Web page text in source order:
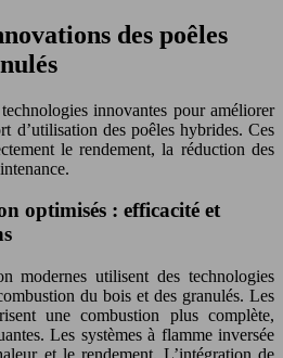
des poêles
innovantes pour améliorer
d’utilisation des poêles hybrides. Ces
le rendement, la réduction des
optimisés : efficacité et
modernes utilisent des technologies
du bois et des granulés. Les
une combustion plus complète,
Les systèmes à flamme inversée